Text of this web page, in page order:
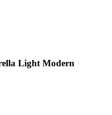
Light Modern